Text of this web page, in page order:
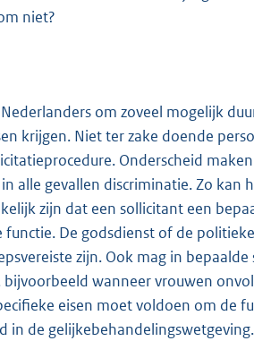
niet?
om zoveel mogelijk
krijgen. Niet ter zake doende
Onderscheid
alle gevallen discriminatie. Zo kan
zijn dat een sollicitant een
De godsdienst of de
zijn. Ook mag in
wanneer vrouwen
eisen moet voldoen om de
in de gelijkebehandelingswetgeving.